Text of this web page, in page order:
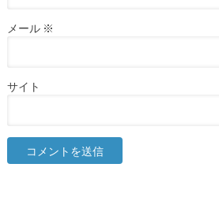
メール ※
サイト